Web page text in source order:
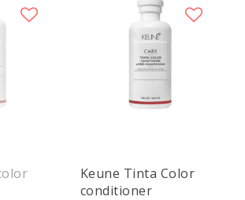
Keune Tinta Color
conditioner